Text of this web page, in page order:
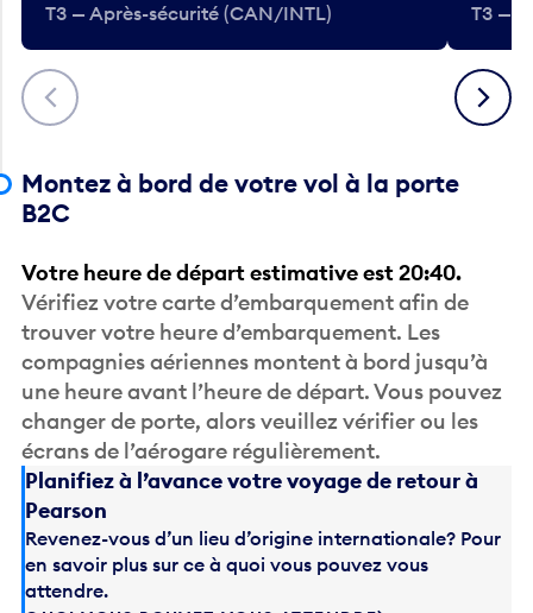
Précédent Suivant
B2C
Vérifiez votre carte d’embarquement afin de
trouver votre heure d’embarquement. Les
compagnies aériennes montent à bord jusqu’à
une heure avant l’heure de départ. Vous pouvez
changer de porte, alors veuillez vérifier ou les
écrans de l’aérogare régulièrement.
Planifiez à l’avance votre voyage de retour à
Pearson
Revenez-vous d’un lieu d’origine internationale? Pour
en savoir plus sur ce à quoi vous pouvez vous
attendre.
QUOI VOUS POUVEZ VOUS ATTENDRE